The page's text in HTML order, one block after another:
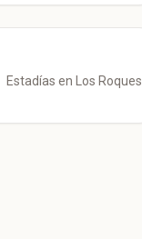
Estadías en Los Roques